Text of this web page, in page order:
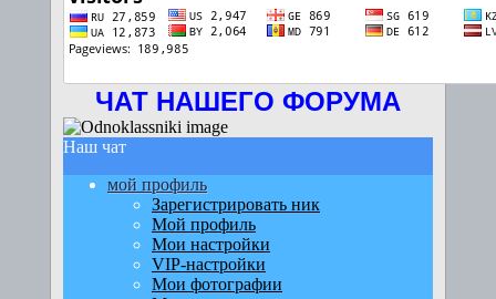
ЧАТ НАШЕГО ФОРУМА